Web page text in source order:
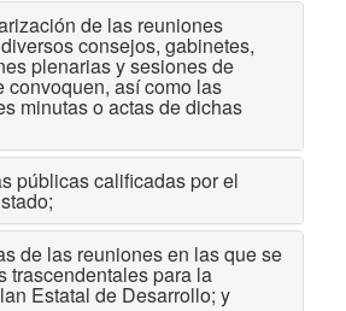
de las reuniones
consejos, gabinetes,
plenarias y sesiones de
convoquen, así como las
minutas o actas de dichas
públicas calificadas por el
de las reuniones en las que se
trascendentales para la
Estatal de Desarrollo; y